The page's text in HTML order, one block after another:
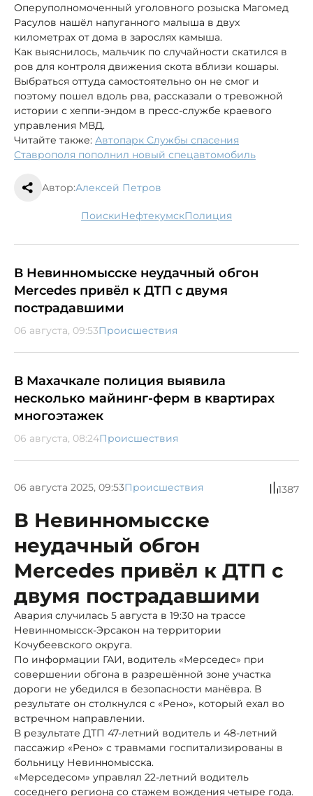
Оперуполномоченный уголовного розыска Магомед
Расулов нашёл напуганного малыша в двух
километрах от дома в зарослях камыша.
Как выяснилось, мальчик по случайности скатился в
ров для контроля движения скота вблизи кошары.
Выбраться оттуда самостоятельно он не смог и
поэтому пошел вдоль рва, рассказали о тревожной
истории с хеппи-эндом в пресс-службе краевого
управления МВД.
Читайте также: Автопарк Службы спасения
Ставрополя пополнил новый спецавтомобиль
Автор:Алексей Петров
поиски Нефтекумск полиция
В Невинномысске неудачный обгон
Mercedes привёл к ДТП с двумя
пострадавшими
06 августа, 09:53Происшествия
В Махачкале полиция выявила
несколько майнинг-ферм в квартирах
многоэтажек
06 августа, 08:24Происшествия
06 августа 2025, 09:53Происшествия 1387
В Невинномысске
неудачный обгон
Mercedes привёл к ДТП с
двумя пострадавшими
Авария случилась 5 августа в 19:30 на трассе
Невинномысск-Эрсакон на территории
Кочубеевского округа.
По информации ГАИ, водитель «Мерседес» при
совершении обгона в разрешённой зоне участка
дороги не убедился в безопасности манёвра. В
результате он столкнулся с «Рено», который ехал во
встречном направлении.
В результате ДТП 47-летний водитель и 48-летний
пассажир «Рено» с травмами госпитализированы в
больницу Невинномысска.
«Мерседесом» управлял 22-летний водитель
соседнего региона со стажем вождения четыре года.